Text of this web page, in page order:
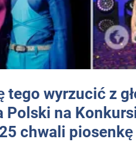
tego wyrzucić z
Polski na
chwali